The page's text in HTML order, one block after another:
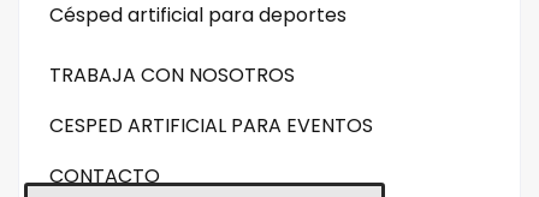
Césped artificial para deportes
TRABAJA CON NOSOTROS
CESPED ARTIFICIAL PARA EVENTOS
CONTACTO